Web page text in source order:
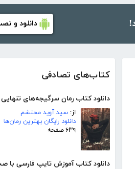
دانلود و
کتاب‌های تصادفی
دانلود کتاب رمان سرگیجه‌های
از: سید آوید محتشم
دانلود رایگان بهترین رمان‌ها
۶۳۹ صفحه
دانلود کتاب آموزش تایپ فارسی با